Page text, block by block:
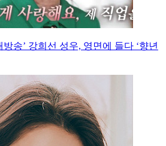
방송’ 강희선 성우, 영면에 들다 ‘향년